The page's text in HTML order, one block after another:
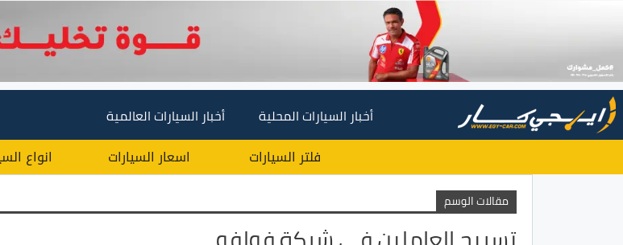
أخبار السيارات المحلية أخبار السيارات العالمية
فلتر السيارات اسعار السيارات انواع
مقالات الوسم